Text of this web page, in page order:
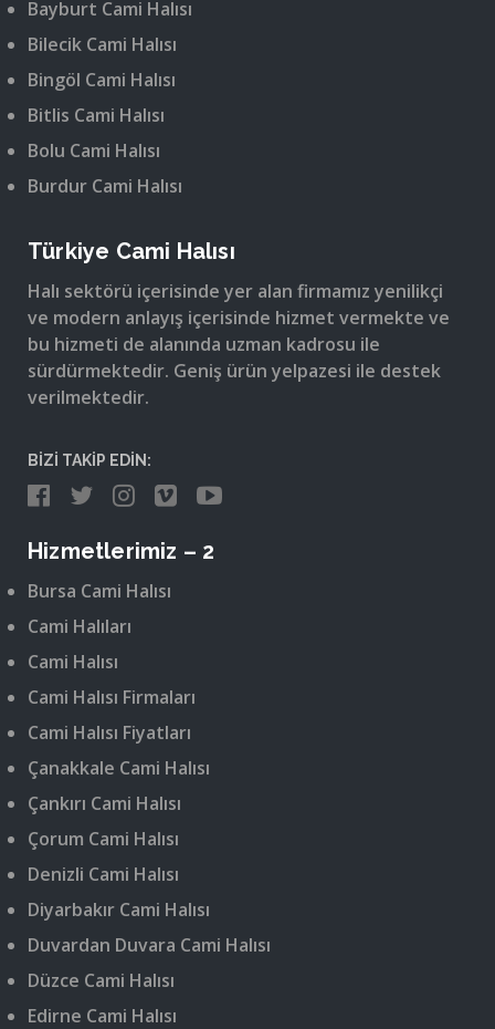
Bayburt Cami Halısı
Bilecik Cami Halısı
Bingöl Cami Halısı
Bitlis Cami Halısı
Bolu Cami Halısı
Burdur Cami Halısı
Türkiye Cami Halısı
Halı sektörü içerisinde yer alan firmamız yenilikçi
ve modern anlayış içerisinde hizmet vermekte ve
bu hizmeti de alanında uzman kadrosu ile
sürdürmektedir. Geniş ürün yelpazesi ile destek
verilmektedir.
BİZİ TAKİP EDİN:
Hizmetlerimiz – 2
Bursa Cami Halısı
Cami Halıları
Cami Halısı
Cami Halısı Firmaları
Cami Halısı Fiyatları
Çanakkale Cami Halısı
Çankırı Cami Halısı
Çorum Cami Halısı
Denizli Cami Halısı
Diyarbakır Cami Halısı
Duvardan Duvara Cami Halısı
Düzce Cami Halısı
Edirne Cami Halısı